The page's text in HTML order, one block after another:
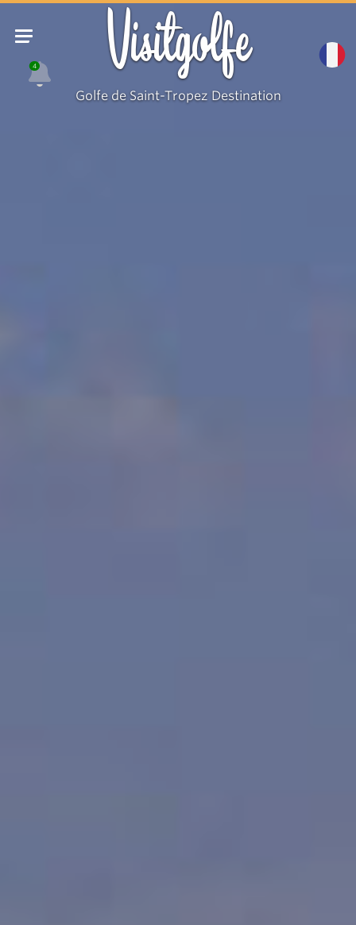
4 Visitgolfe
Golfe de Saint-Tropez Destination